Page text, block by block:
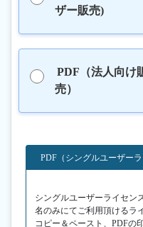
ザー販売)
PDF（法人向け
売）
PDF（シングルユーザーラ
シングルユーザーライセン
名のみにてご利用頂けるラ
コピー＆ペースト、PDFの